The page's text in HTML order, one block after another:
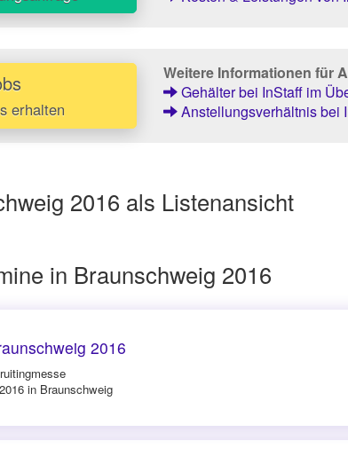
erhalten
Weitere Informationen für
Gehälter bei InStaff im
Anstellungsverhältnis bei
2016 als Listenansicht
in Braunschweig 2016
2016
in Braunschweig